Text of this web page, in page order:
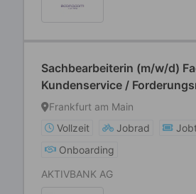
Sachbearbeiterin (m/w/d)
Kundenservice /
Frankfurt am Main
Vollzeit
Jobrad
Onboarding
AKTIVBANK AG